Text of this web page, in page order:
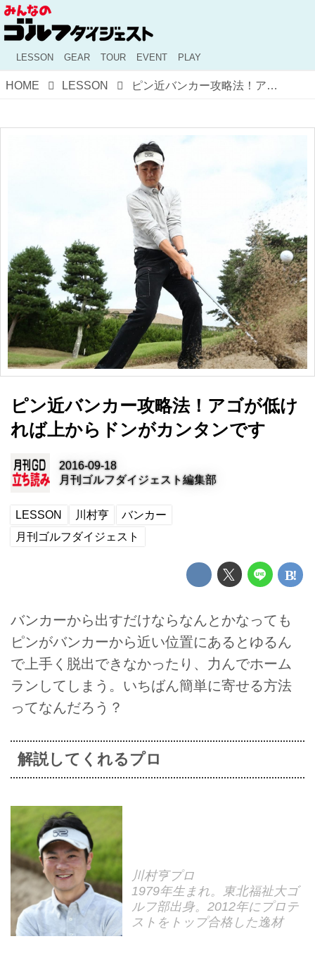
LESSON GEAR TOUR EVENT PLAY
HOME LESSON ピン近バンカー攻略法！アゴが低ければ上からドンがカンタンです
ピン近バンカー攻略法！アゴが低け
れば上からドンがカンタンです
2016-09-18
月刊ゴルフダイジェスト編集部
LESSON 川村亨
バンカー
月刊ゴルフダイジェスト
バンカーから出すだけならなんとかなっても
ピンがバンカーから近い位置にあるとゆるん
で上手く脱出できなかったり、力んでホーム
ランしてしまう。いちばん簡単に寄せる方法
ってなんだろう？
解説してくれるプロ
川村亨プロ
1979年生まれ。東北福祉大ゴ
ルフ部出身。2012年にプロテ
ストをトップ合格した逸材